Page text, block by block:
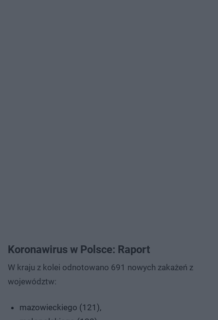
Koronawirus w Polsce: Raport
W kraju z kolei odnotowano 691 nowych zakażeń z
województw:
mazowieckiego (121),